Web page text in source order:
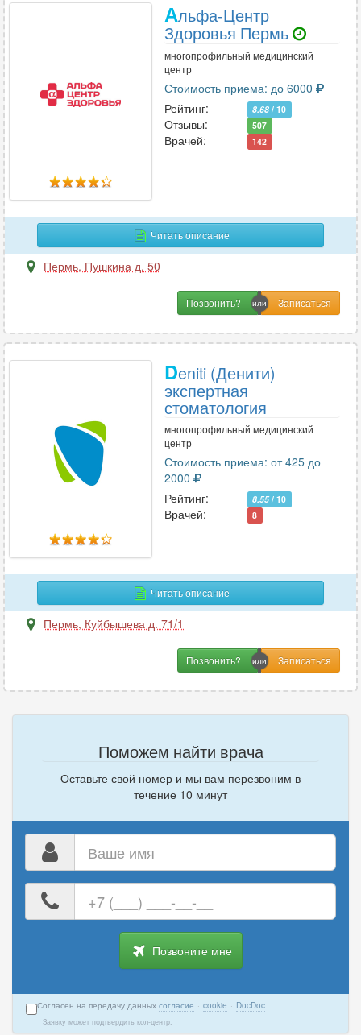
Альфа-Центр
Здоровья Пермь
многопрофильный медицинский
центр
Стоимость приема: до 6000
Рейтинг:
8.68 / 10
Отзывы: 507
Врачей: 142
Читать описание
Пермь, Пушкина д. 50
Позвонить?
Deniti (Денити)
экспертная
стоматология
многопрофильный медицинский
центр
Стоимость приема: от 425 до
2000
Рейтинг:
8.55/ 10
Врачей: 8
Читать описание
Пермь, Куйбышева д. 71/1
Позвонить?
Поможем найти врача
Оставьте свой номер и мы вам перезвоним в
течение 10 минут
номер
телефона
Позвоните мне
Согласен на передачу данных согласие · cookie · DocDoc
Заявку может подтвердить кол-центр.